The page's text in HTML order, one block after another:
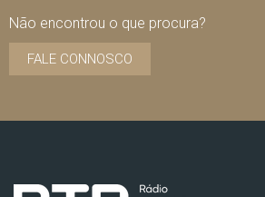
Não encontrou o que procura?
FALE CONNOSCO